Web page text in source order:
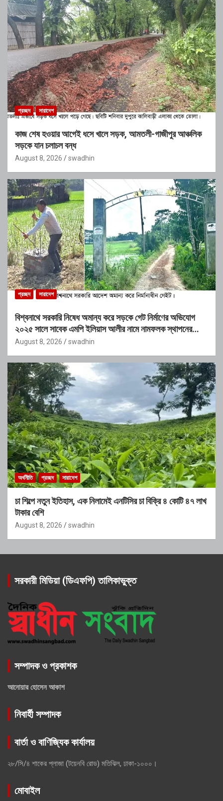
প্রচ্ছদ সারাদেশ
কাজ শেষ হওয়ার আগেই ধসে খালে সড়ক, আমতলী-গাজীপুর আঞ্চলিক
সড়কে যান চলাচল বন্ধ
August 8, 2026 swadhin
প্রচ্ছদ সারাদেশ
বিশ্বনাথে সরকারি নিষেধ অমান্য করে সড়কে গেট নির্মাণের অভিযোগ
২০২৫ সালে সাবেক এমপি ইলিয়াস আলীর নামে নামফলক স্থাপনের
অভিযোগ
August 8, 2026 swadhin
অর্থনীতি প্রচ্ছদ সারাদেশ
চা শিল্পে নতুন ইতিহাস, এক নিলামেই এনটিসির চা বিক্রি ৪ কোটি ৪৭ লাখ
টাকার বেশি
August 8, 2026 swadhin
সরকারী মিডিয়া (ডিএফপি) তালিকাভুক্ত
সম্পাদক ও প্রকাশক
আনোয়ার হোসেন আকাশ
নিবার্হী সম্পাদক
বার্তা ও বাণিজ্যিক কার্যালয়
২৮/সি/৪ শাকের প্লাজা (টয়েনবি রোড) মতিঝিল, ঢাকা-১০০০।
মোবাইল